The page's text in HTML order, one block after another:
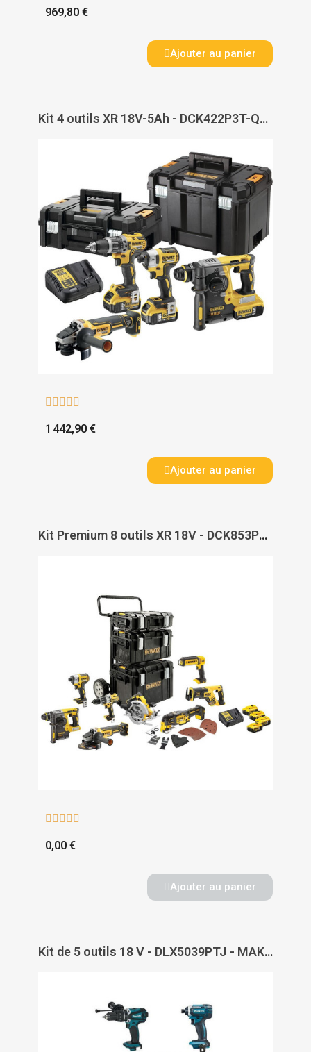
969,80 €
Ajouter au panier
Kit 4 outils XR 18V-5Ah - DCK422P3T-QW - DEWALT
    
1 442,90 €
Ajouter au panier
Kit Premium 8 outils XR 18V - DCK853P4-QW - DEWALT
    
0,00 €
Ajouter au panier
Kit de 5 outils 18 V - DLX5039PTJ - MAKITA